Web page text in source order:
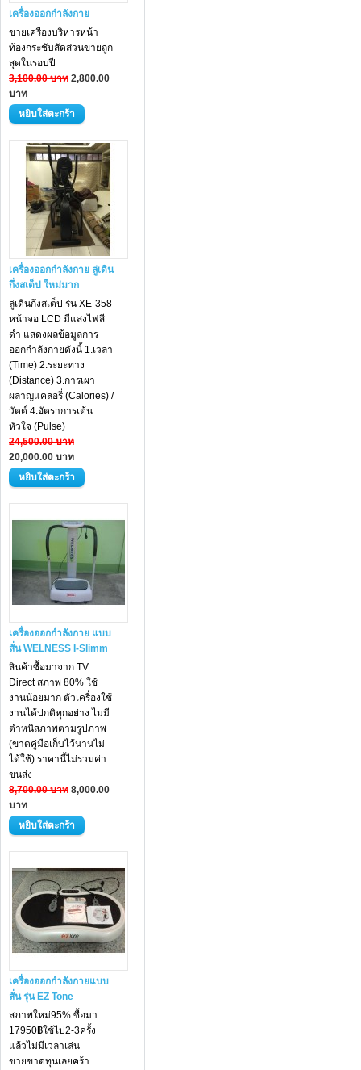
เครื่องออกกำลังกาย
ขายเครื่องบริหารหน้า
ท้องกระชับสัดส่วนขายถูก
สุดในรอบปี
3,100.00 บาท 2,800.00
บาท
เครื่องออกกำลังกาย ลู่เดิน
กึ่งสเต็ป ใหม่มาก
ลู่เดินกึ่งสเต็ป ร่น XE-358
หน้าจอ LCD มีแสงไฟสี
ดำ แสดงผลข้อมูลการ
ออกกำลังกายดังนี้ 1.เวลา
(Time) 2.ระยะทาง
(Distance) 3.การเผา
ผลาญแคลอรี่ (Calories) /
วัตต์ 4.อัตราการเต้น
หัวใจ (Pulse)
24,500.00 บาท
20,000.00 บาท
เครื่องออกกำลังกาย แบบ
สั่น WELNESS I-Slimm
สินค้าซื้อมาจาก TV
Direct สภาพ 80% ใช้
งานน้อยมาก ตัวเครื่องใช้
งานได้ปกติทุกอย่าง ไม่มี
ตำหนิสภาพตามรูปภาพ
(ขาดคู่มือเก็บไว้นานไม่
ได้ใช้) ราคานี้ไม่รวมค่า
ขนส่ง
8,700.00 บาท 8,000.00
บาท
เครื่องออกกำลังกายแบบ
สั่น รุ่น EZ Tone
สภาพใหม่95% ซื้อมา
17950฿ใช้ไป2-3ครั้ง
แล้วไม่มีเวลาเล่น
ขายขาดทุนเลยคร้า